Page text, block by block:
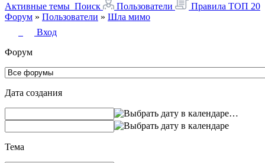
Активные темы Поиск Пользователи Правила ТОП 20
Форум » Пользователи » Шла мимо
Вход
Форум
Дата создания
…
Тема